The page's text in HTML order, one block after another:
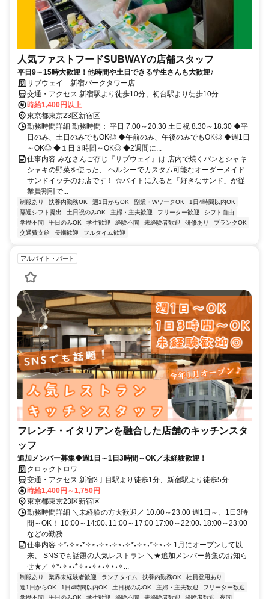
人気ファストフードSUBWAYの店舗スタッフ
平日9～15時大歓迎！他時間や土日できる学生さんも大歓迎♪
サブウェイ 新宿パークタワー店
交通・アクセス 新宿駅より徒歩10分、初台駅より徒歩10分
時給1,400円以上
東京都東京23区新宿区
勤務時間詳細 勤務時間： 平日 7:00～20:30 土日祝 8:30～18:30 ◆平
日のみ、土日のみでもOK◎ ◆午前のみ、午後のみでもOK◎ ◆週1日
～OK◎ ◆１日３時間～OK◎ ◆2週間に...
仕事内容 みなさんご存じ『サブウェイ』は 店内で焼くパンとシャキ
シャキの野菜を使った、 ヘルシーでカスタム可能なオーダーメイド
サンドイッチのお店です！ ☆バイトに入ると「好きなサンド」が従
業員割引で...
制服あり 扶養内勤務OK 週1日からOK 副業・WワークOK
1日4時間以内OK
隔週シフト提出
土日祝のみOK 主婦・主夫歓迎 フリーター歓迎
シフト自由
学歴不問
平日のみOK 学生歓迎 経験不問 未経験者歓迎 研修あり
ブランクOK
交通費支給
長期歓迎 フルタイム歓迎
アルバイト・パート
フレンチ・イタリアンを融合した店舗のキッチンスタ
ッフ
追加メンバー募集◆週1日～1日3時間～OK／未経験歓迎！
クロックトロワ
交通・アクセス 新宿3丁目駅より徒歩1分、新宿駅より徒歩5分
時給1,400円～1,750円
東京都東京23区新宿区
勤務時間詳細 ＼未経験の方大歓迎／ 10:00～23:00 週1日～、1日3時
間～OK！ 10:00～14:00､11:00～17:00 17:00～22:00､18:00～23:00
などの勤務...
仕事内容 ✧*˖✧⋆˖*✧⋆˖✧⋆˖✧⋆˖✧*˖✧⋆˖*✧⋆˖✧ 1月にオープンして以
来、 SNSでも話題の人気レストラン ＼★追加メンバー募集のお知ら
せ★／ ✧*˖✧⋆˖*✧⋆˖✧⋆˖✧⋆˖✧...
制服あり 業界未経験者歓迎 ランチタイム 扶養内勤務OK
社員登用あり
週1日からOK
1日4時間以内OK 土日祝のみOK 主婦・主夫歓迎
フリーター歓迎
学歴不問
平日のみOK 学生歓迎 経験不問 未経験者歓迎 経験者歓迎
夜間